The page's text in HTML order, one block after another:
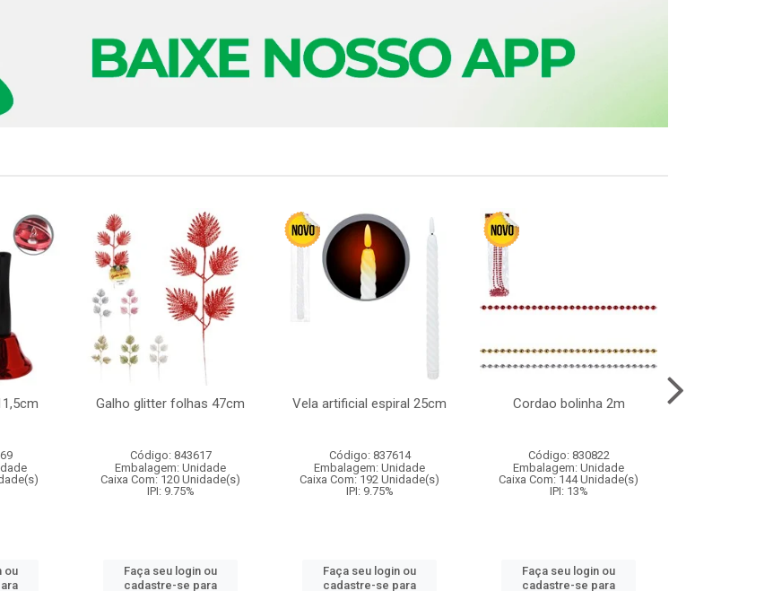
ou
Galho glitter folhas 47cm
Código: 843617
Embalagem: Unidade
Caixa Com: 120 Unidade(s)
IPI: 9.75%
Faça seu login ou
cadastre-se para
Vela artificial espiral 25cm
Código: 837614
Embalagem: Unidade
Caixa Com: 192 Unidade(s)
IPI: 9.75%
Faça seu login ou
cadastre-se para
Cordao bolinha 2m
Código: 830822
Embalagem: Unidade
Caixa Com: 144 Unidade(s)
IPI: 13%
Faça seu login ou
cadastre-se para